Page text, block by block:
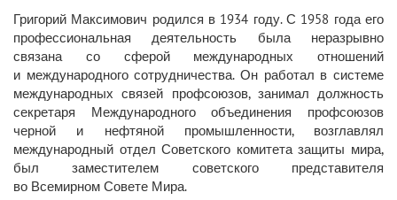
Григорий Максимович родился в 1934 году. С 1958 года его
профессиональная деятельность была неразрывно
связана со сферой международных отношений
и международного сотрудничества. Он работал в системе
международных связей профсоюзов, занимал должность
секретаря Международного объединения профсоюзов
черной и нефтяной промышленности, возглавлял
международный отдел Советского комитета защиты мира,
был заместителем советского представителя
во Всемирном Совете Мира.